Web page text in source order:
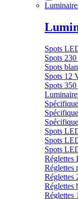
Spots
Spots
Spots
Spots 12
Spots
Spots
Spots
Spots
Réglettes
Réglettes
Réglettes
Réglettes
Réglettes